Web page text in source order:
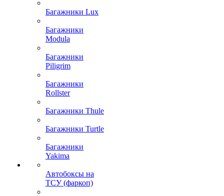
Багажники Lux
Багажники
Modula
Багажники
Piligrim
Багажники
Rollster
Багажники Thule
Багажники Turtle
Багажники
Yakima
Автобоксы на
ТСУ (фаркоп)